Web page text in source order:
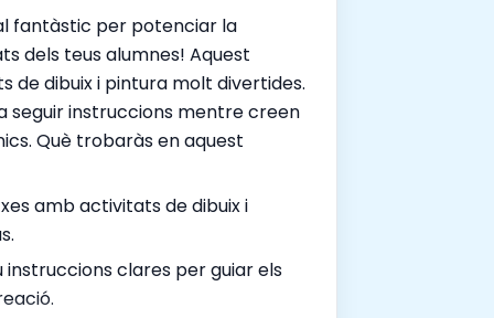
fantàstic per potenciar la
dels teus alumnes! Aquest
de dibuix i pintura molt divertides.
seguir instruccions mentre creen
Què trobaràs en aquest
amb activitats de dibuix i
instruccions clares per guiar els